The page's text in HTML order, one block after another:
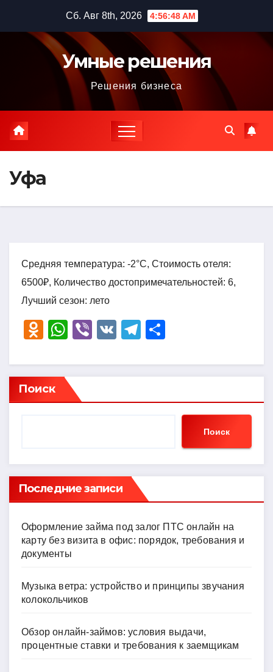
содержимому
Сб. Авг 8th, 2026 4:56:50 AM
Умные решения
Решения бизнеса
Уфа
Средняя температура: -2°C, Стоимость отеля:
6500₽, Количество достопримечательностей: 6,
Лучший сезон: лето
O
n
o
kl
ni
ki
W
at
s
A
Vi
er
V
T
e
a
р
в
ть
Поиск
Поиск
Последние записи
Оформление займа под залог ПТС онлайн на
карту без визита в офис: порядок, требования и
документы
Музыка ветра: устройство и принципы звучания
колокольчиков
Обзор онлайн-займов: условия выдачи,
процентные ставки и требования к заемщикам